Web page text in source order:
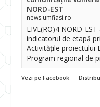
NORD-EST
news.umfiasi.ro
LIVE(RO)4 NORD-
indicatorul de etapă
Activitățile proiectului
Program regional de
Vezi pe Facebook ·